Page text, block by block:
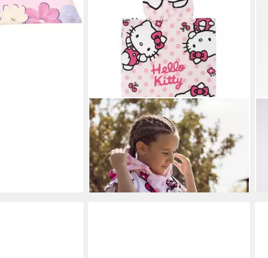
DISNEY
Badeponcho Poncho Hello Kitty, 100%
POLYESTER
ab 10,95 € 19,95 €
-45%
lieferbar - in 4-5 Werktagen bei dir